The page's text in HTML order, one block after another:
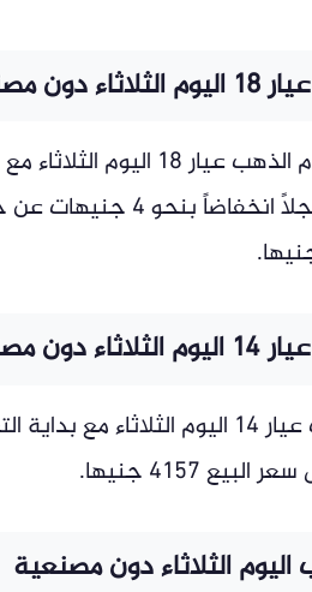
مصنعية
في حين سجل سعر جرام
5370 جنيهًا للشراء،
مصنعية
4157 جنيها.
الثلاثاء دون مصنعية